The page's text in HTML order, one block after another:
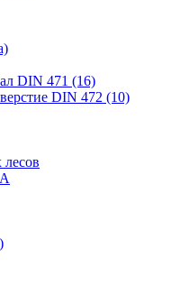
DIN 471 (16)
DIN 472 (10)